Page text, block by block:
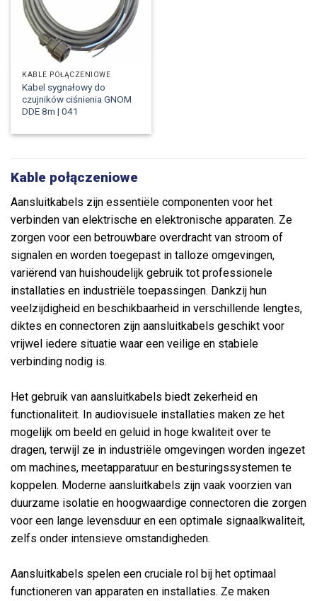
KABLE POŁĄCZENIOWE
Kabel sygnałowy do
czujników ciśnienia GNOM
DDE 8m | 041
Kable połączeniowe
Aansluitkabels zijn essentiële componenten voor het
verbinden van elektrische en elektronische apparaten. Ze
zorgen voor een betrouwbare overdracht van stroom of
signalen en worden toegepast in talloze omgevingen,
variërend van huishoudelijk gebruik tot professionele
installaties en industriële toepassingen. Dankzij hun
veelzijdigheid en beschikbaarheid in verschillende lengtes,
diktes en connectoren zijn aansluitkabels geschikt voor
vrijwel iedere situatie waar een veilige en stabiele
verbinding nodig is.
Het gebruik van aansluitkabels biedt zekerheid en
functionaliteit. In audiovisuele installaties maken ze het
mogelijk om beeld en geluid in hoge kwaliteit over te
dragen, terwijl ze in industriële omgevingen worden ingezet
om machines, meetapparatuur en besturingssystemen te
koppelen. Moderne aansluitkabels zijn vaak voorzien van
duurzame isolatie en hoogwaardige connectoren die zorgen
voor een lange levensduur en een optimale signaalkwaliteit,
zelfs onder intensieve omstandigheden.
Aansluitkabels spelen een cruciale rol bij het optimaal
functioneren van apparaten en installaties. Ze maken